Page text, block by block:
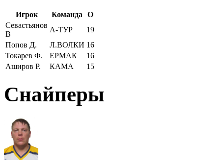
Игрок Команда
О
Севастьянов
В
А-ТУР
19
Попов Д.
Л.ВОЛКИ 16
Токарев Ф.
ЕРМАК
16
Аширов Р.
КАМА 15
Снайперы